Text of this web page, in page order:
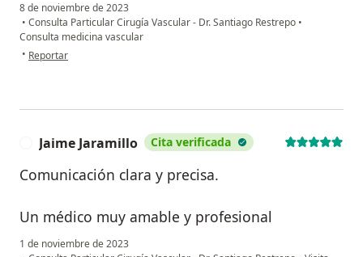
8 de noviembre de 2023
• Consulta Particular Cirugía Vascular - Dr. Santiago Restrepo •
Consulta medicina vascular
• en opinión del usuario Mirian Monsalve
Reportar
Jaime Jaramillo Cita verificada
Comunicación clara y precisa.
Un médico muy amable y profesional
1 de noviembre de 2023